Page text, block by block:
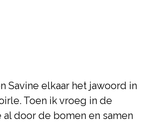
Savine elkaar het jawoord in
Toen ik vroeg in de
door de bomen en samen